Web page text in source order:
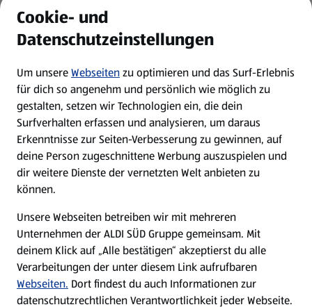
Newsletter
WhatsApp
Über ALDI SÜD
Filialen
Nachhaltigkeit
Karriere
Cookie- und
Datenschutzeinstellungen
Um unsereWebseitenzu optimieren und das Surf-Erlebnis
für dich so angenehm und persönlich wie möglich zu
gestalten, setzen wir Technologien ein, die dein
Surfverhalten erfassen und analysieren, um daraus
Erkenntnisse zur Seiten-Verbesserung zu gewinnen, auf
deine Person zugeschnittene Werbung auszuspielen und
dir weitere Dienste der vernetzten Welt anbieten zu
können.
Unsere Webseiten betreiben wir mit mehreren
Unternehmen der ALDI SÜD Gruppe gemeinsam. Mit
deinem Klick auf „Alle bestätigen“ akzeptierst du alle
Verarbeitungen der unter diesem Link aufrufbaren
Webseiten. Dort findest du auch Informationen zur
datenschutzrechtlichen Verantwortlichkeit jeder Webseite.